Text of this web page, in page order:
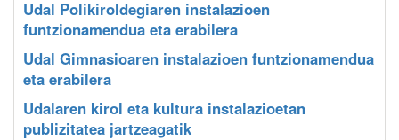
Udal Polikiroldegiaren instalazioen
funtzionamendua eta erabilera
Udal Gimnasioaren instalazioen funtzionamendua
eta erabilera
Udalaren kirol eta kultura instalazioetan
publizitatea jartzeagatik